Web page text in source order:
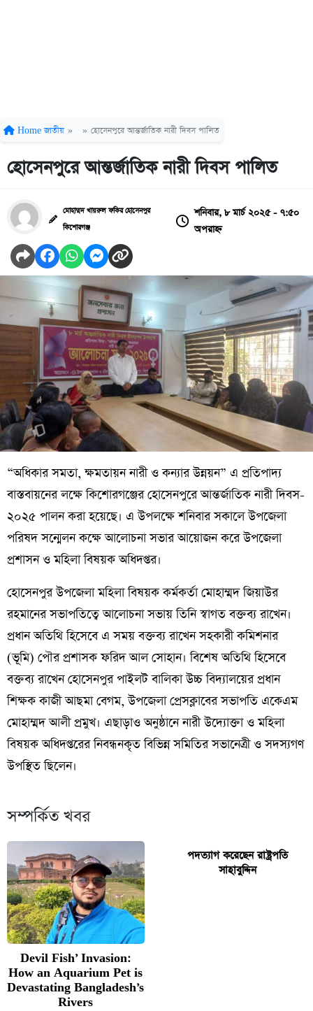
Home জাতীয় » » হোসেনপুরে আন্তর্জাতিক নারী দিবস পালিত
হোসেনপুরে আন্তর্জাতিক নারী দিবস পালিত
মোহাম্মদ খায়রুল ফকির হোসেনপুর
কিশোরগঞ্জ
শনিবার, ৮ মার্চ ২০২৫ - ৭:৫০
অপরাহ্ন
“অধিকার সমতা, ক্ষমতায়ন নারী ও কন্যার উন্নয়ন” এ প্রতিপাদ্য
বাস্তবায়নের লক্ষে কিশোরগঞ্জের হোসেনপুরে আন্তর্জাতিক নারী দিবস-
২০২৫ পালন করা হয়েছে। এ উপলক্ষে শনিবার সকালে উপজেলা
পরিষদ সন্মেলন কক্ষে আলোচনা সভার আয়োজন করে উপজেলা
প্রশাসন ও মহিলা বিষয়ক অধিদপ্তর।
হোসেনপুর উপজেলা মহিলা বিষয়ক কর্মকর্তা মোহাম্মদ জিয়াউর
রহমানের সভাপতিত্বে আলোচনা সভায় তিনি স্বাগত বক্তব্য রাখেন।
প্রধান অতিথি হিসেবে এ সময় বক্তব্য রাখেন সহকারী কমিশনার
(ভূমি) পৌর প্রশাসক ফরিদ আল সোহান। বিশেষ অতিথি হিসেবে
বক্তব্য রাখেন হোসেনপুর পাইলট বালিকা উচ্চ বিদ্যালয়ের প্রধান
শিক্ষক কাজী আছমা বেগম, উপজেলা প্রেসক্লাবের সভাপতি একেএম
মোহাম্মদ আলী প্রমুখ। এছাড়াও অনুষ্ঠানে নারী উদ্যোক্তা ও মহিলা
বিষয়ক অধিদপ্তরের নিবন্ধনকৃত বিভিন্ন সমিতির সভানেত্রী ও সদস্যগণ
উপস্থিত ছিলেন।
সম্পর্কিত খবর
Devil Fish’ Invasion:
How an Aquarium Pet is
Devastating Bangladesh’s
Rivers
পদত্যাগ করেছেন রাষ্ট্রপতি
সাহাবুদ্দিন